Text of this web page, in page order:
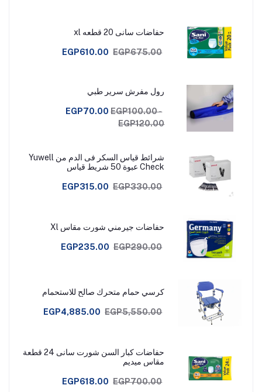
حفاضات سانى 20 قطعه xl
EGP610.00 EGP675.00
رول مفرش سرير طبي
EGP70.00 EGP100.00 -
EGP120.00
شرائط قياس السكر فى الدم من Yuwell
Check عبوة 50 شريط قياس
EGP315.00 EGP330.00
حفاضات جيرمني شورت مقاس Xl
EGP235.00 EGP290.00
كرسي حمام متحرك صالح للاستحمام
EGP4,885.00 EGP5,550.00
حفاضات كبار السن شورت سانى 24 قطعة
مقاس ميديم
EGP618.00 EGP700.00